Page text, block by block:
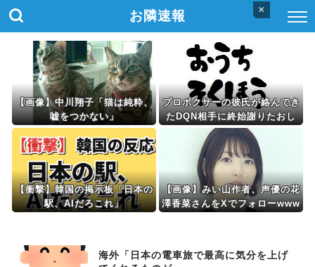
×
お隣速報
【画像】中川翔子「猫は純粋、
嘘をつかない」
プロボクサーの彼氏が絡んでき
たDQN相手に終始謝りたおし
ててダサすぎる。正直かっこ悪
かった
【衝撃】韓国の掲示板「日本の
駅、AIだろこれ」
【画像】みい山作者、声優の花
澤香菜さんをXでフォローwww
海外「日本の電車旅で最高に気分を上げ